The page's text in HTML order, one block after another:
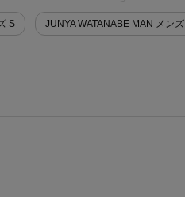
S JUNYA WATANABE MAN メンズ